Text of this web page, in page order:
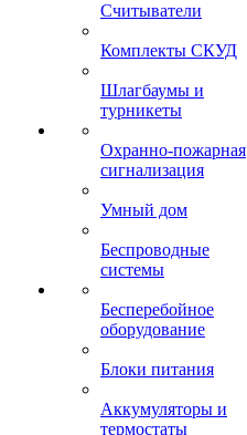
Считыватели
Комплекты СКУД
Шлагбаумы и
турникеты
Охранно-пожарная
сигнализация
Умный дом
Беспроводные
системы
Бесперебойное
оборудование
Блоки питания
Аккумуляторы и
термостаты